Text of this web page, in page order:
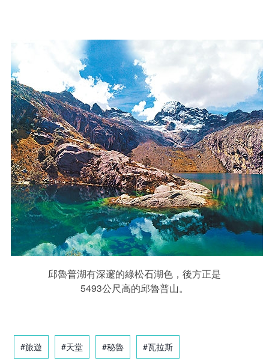
邱魯普湖有深邃的綠松石湖色，後方正是
5493公尺高的邱魯普山。
#旅遊 #天堂 #秘魯 #瓦拉斯